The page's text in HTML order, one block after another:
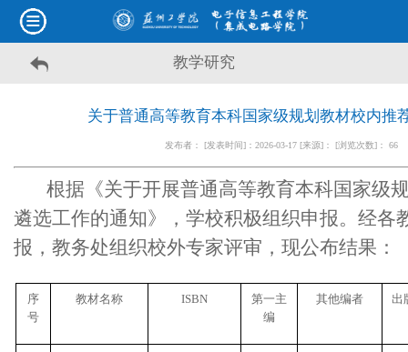
教学研究
关于普通高等教育本科国家级规划教材校内推
发布者： [发表时间]：2026-03-17 [来源]： [浏览次数]： 66
根据《关于开展普通高等教育本科国家级
遴选工作的通知》，学校积极组织申报。经各
报，教务处组织校外专家评审，现公布结果：
序
号
教材名称 ISBN
第一主
编
其他编者 出